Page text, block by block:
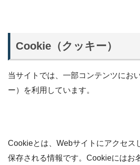
Cookie（クッキー）
当サイトでは、一部コンテンツにお
ー）を利用しています。
Cookieとは、Webサイトにアクセス
保存される情報です。Cookieにはお